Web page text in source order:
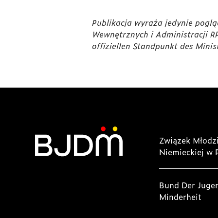
Publikacja wyraża jedynie
Wewnętrznych i Administracji
offiziellen Standpunkt des
Związek
Niemieckiej w
Bund Der
Minderheit